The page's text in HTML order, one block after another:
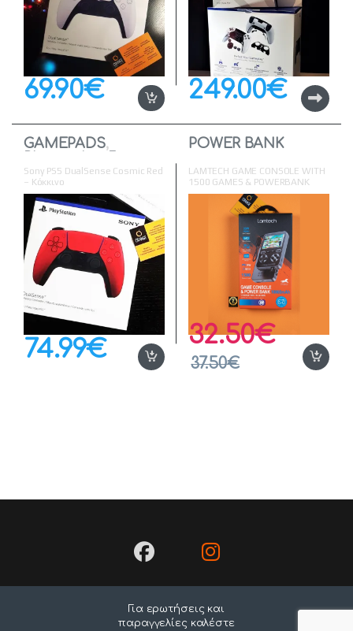
69.90€ 249.00€
GAMEPADS,
Sony PS5 DualSense Cosmic Red
– Κόκκινο
74.99€
POWER BANK
LAMTECH GAME CONSOLE WITH
1500 GAMES & POWERBANK
10000MAH BLACK
32.50€
37.50€
Για ερωτήσεις και
παραγγελίες καλέστε